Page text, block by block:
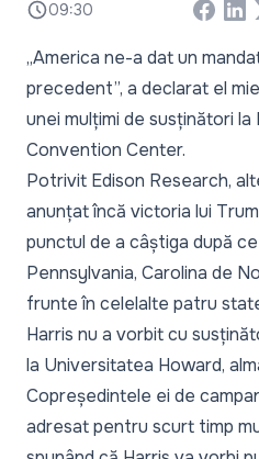
09:30
„America ne-a dat un
precedent”, a declarat el
unei mulțimi de susținători
Convention Center.
Potrivit Edison Research,
anunțat încă victoria lui
punctul de a câștiga după
Pennsylvania, Carolina de
frunte în celelalte patru
Harris nu a vorbit cu
la Universitatea Howard,
Copreședintele ei de
adresat pentru scurt timp